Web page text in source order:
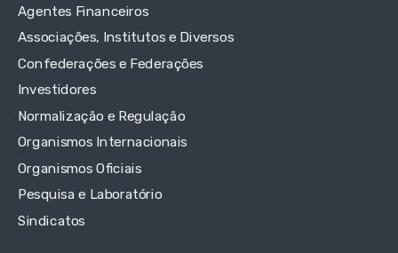
Agentes Financeiros
Associações, Institutos e Diversos
Confederações e Federações
Investidores
Normalização e Regulação
Organismos Internacionais
Organismos Oficiais
Pesquisa e Laboratório
Sindicatos